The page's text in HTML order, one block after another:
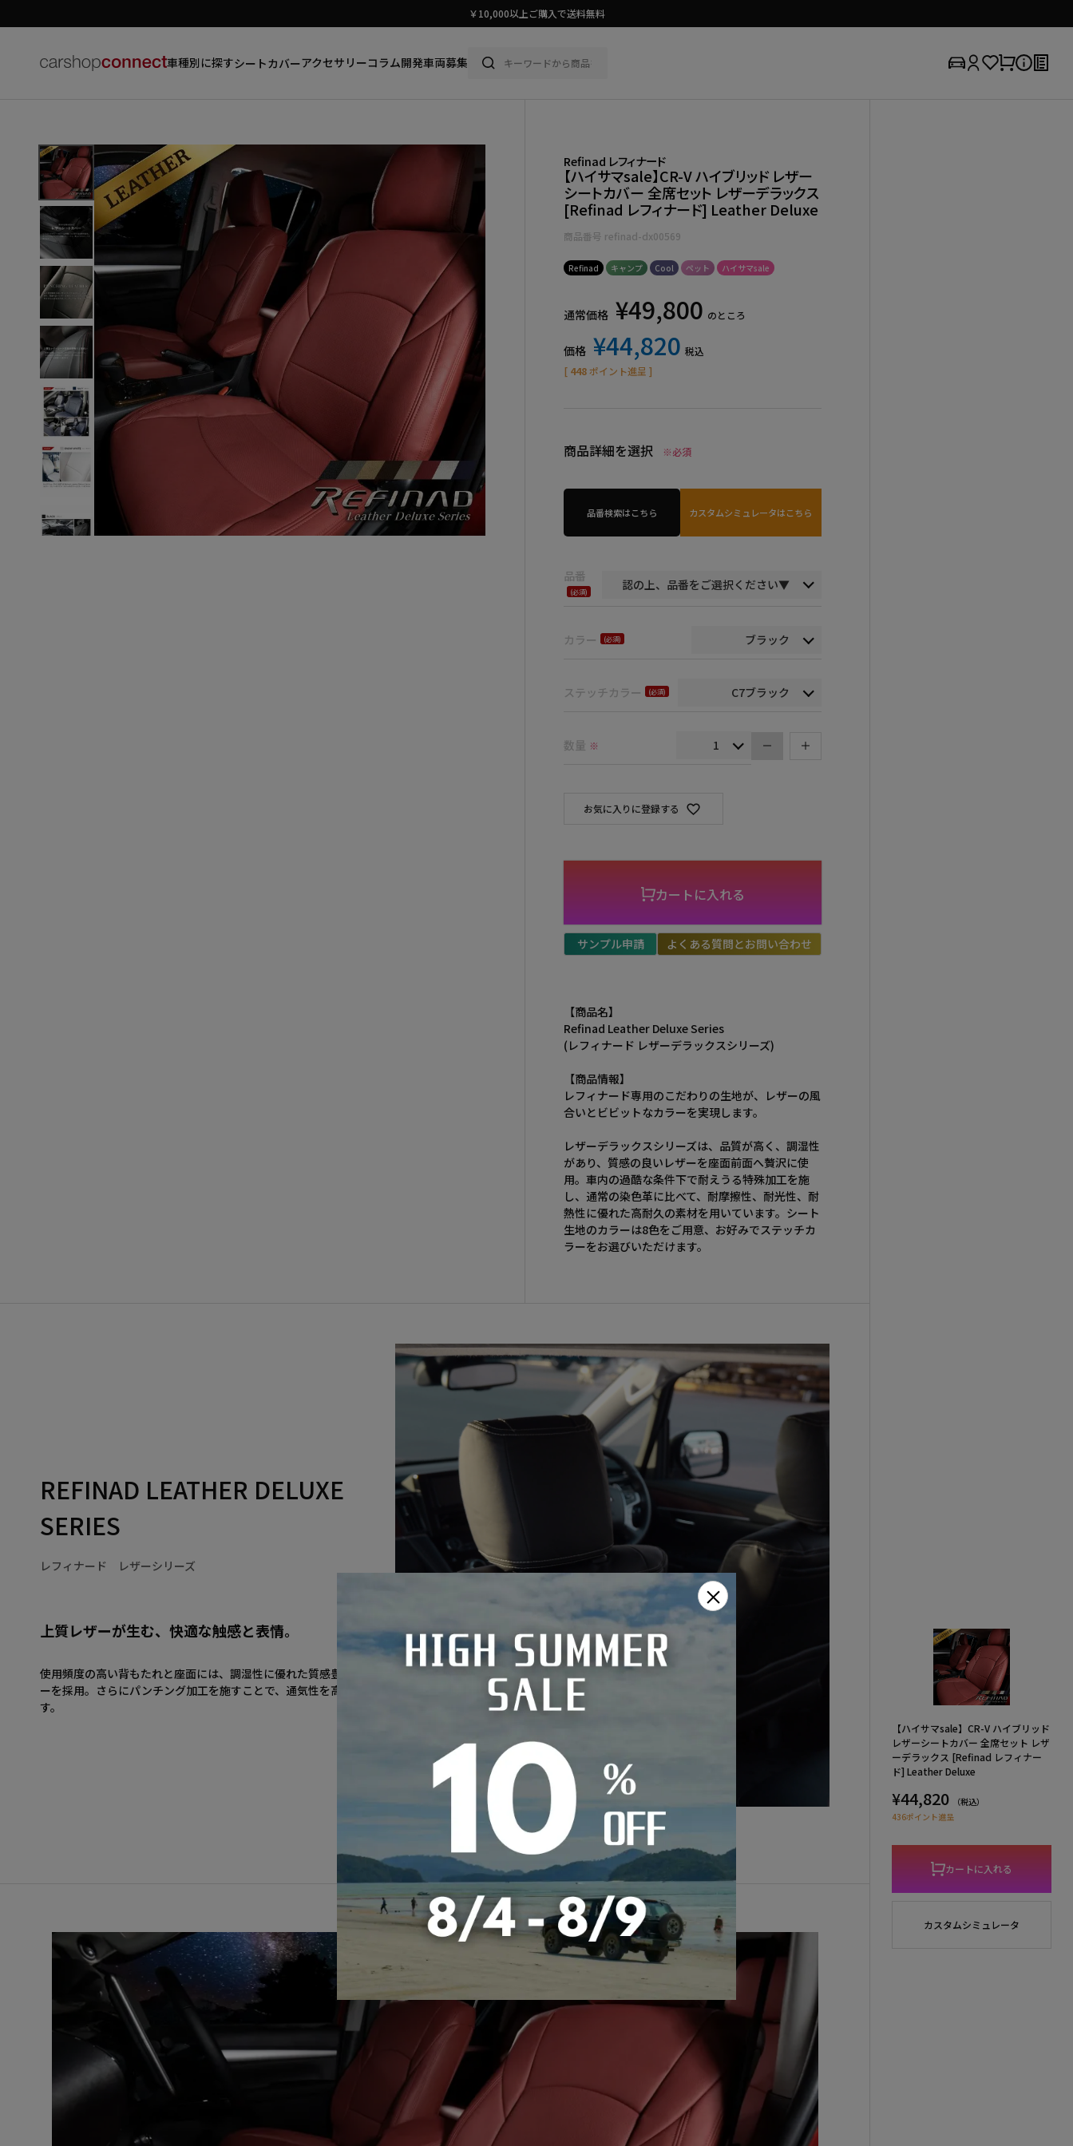
スタイリッシュに車に乗ろう。
車種別に探すシートカバーアクセサリーコラム開発車両募集
Refinad レフィナード
【ハイサマsale】CR-V ハイブリッド レザー
シートカバー 全席セット レザーデラックス
[Refinad レフィナード] Leather Deluxe
商品番号 refinad-dx00569
Refinad キャンプ Cool ペット ハイサマsale
通常価格 ¥49,800 のところ
価格 ¥44,820 税込
[ 448ポイント進呈 ]
商品詳細を選択 ※必須
品番検索はこちら カスタムシミュレータはこちら
品番
カラー
ステッチカラー
お気に入りに登録する
数量 ※
カートに入れる
サンプル申請 よくある質問とお問い合わせ
【商品名】
Refinad Leather Deluxe Series
(レフィナード レザーデラックスシリーズ)
【商品情報】
レフィナード専用のこだわりの生地が、レザーの風
合いとビビットなカラーを実現します。
レザーデラックスシリーズは、品質が高く、調湿性
があり、質感の良いレザーを座面前面へ贅沢に使
用。車内の過酷な条件下で耐えうる特殊加工を施
し、通常の染色革に比べて、耐摩擦性、耐光性、耐
熱性に優れた高耐久の素材を用いています。シート
生地のカラーは8色をご用意、お好みでステッチカ
ラーをお選びいただけます。
REFINAD LEATHER DELUXE
SERIES
レフィナード レザーシリーズ
上質レザーが生む、快適な触感と表情。
使用頻度の高い背もたれと座面には、調湿性に優れた質感豊かなレザ
ーを採用。さらにパンチング加工を施すことで、通気性を高めていま
す。
【ハイサマsale】CR-V ハイブリッド
レザーシートカバー 全席セット レザ
ーデラックス [Refinad レフィナー
ド] Leather Deluxe
¥44,820
（税込）
436ポイント進呈
カートに入れる
カスタムシミュレータ
×